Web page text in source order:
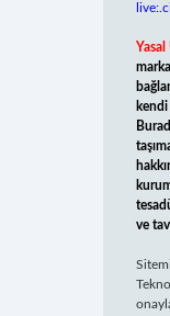
Yasal
kendi
ve